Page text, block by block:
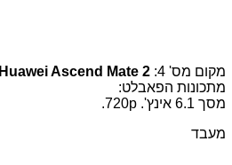
מקום מס' 4:
Huawei Ascend Mate 2
מתכונות הפאבלט:
מסך 6.1 אינץ'. 720p.
מעבד